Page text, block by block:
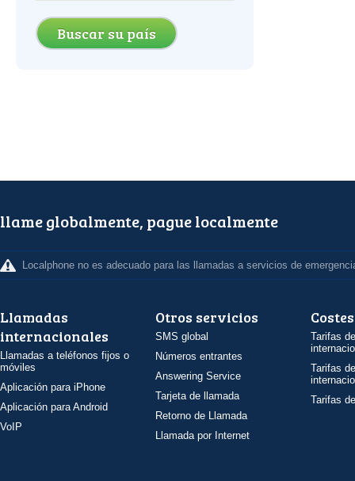
Buscar su país
llame globalmente, pague localmente
Localphone no es adecuado para las llamadas a servicios de
Llamadas
internacionales
Llamadas a teléfonos fijos o
móviles
Aplicación para iPhone
Aplicación para Android
VoIP
Otros servicios
SMS global
Números entrantes
Answering Service
Tarjeta de llamada
Retorno de Llamada
Llamada por Internet
Costes
Tarifas
Tarifas
Tarifas